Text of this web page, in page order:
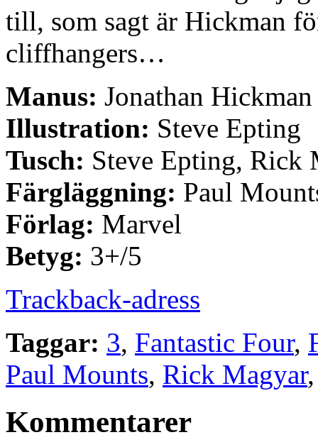
till, som sagt är Hickman
cliffhangers…
Manus: Jonathan Hickman
Illustration: Steve Epting
Tusch: Steve Epting, Rick
Färgläggning: Paul
Förlag: Marvel
Betyg: 3+/5
Trackback-adress
Taggar: 3, Fantastic Four,
Paul Mounts, Rick Magyar
Kommentarer